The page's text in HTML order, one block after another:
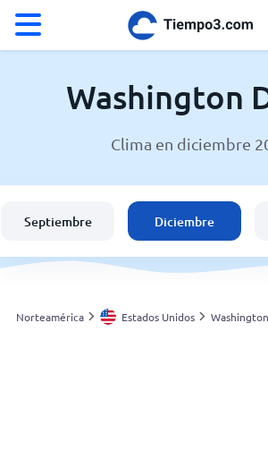
°C
El clima en Washington DC
España
Argentina
Washington
Clima en diciembre
Septiembre Diciembre
Norteamérica Estados Unidos